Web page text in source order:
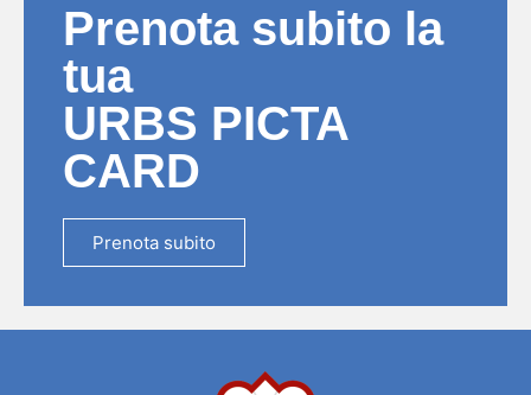
Prenota subito la
tua
URBS PICTA
CARD
Prenota subito